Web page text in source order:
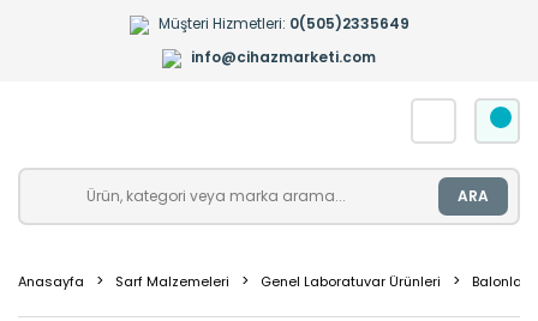
Müşteri Hizmetleri: 0(505)2335649
info@cihazmarketi.com
ARA
Anasayfa Sarf Malzemeleri Genel Laboratuvar Ürünleri Balonlar